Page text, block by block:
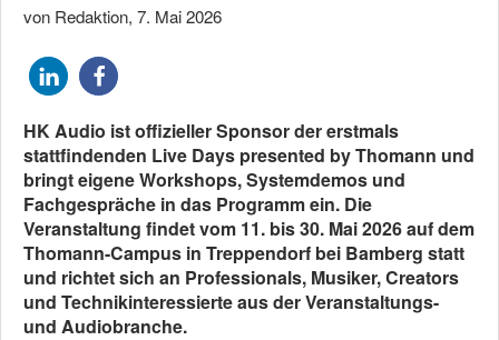
von Redaktion, 7. Mai 2026
HK Audio ist offizieller Sponsor der erstmals
stattfindenden Live Days presented by Thomann und
bringt eigene Workshops, Systemdemos und
Fachgespräche in das Programm ein. Die
Veranstaltung findet vom 11. bis 30. Mai 2026 auf dem
Thomann-Campus in Treppendorf bei Bamberg statt
und richtet sich an Professionals, Musiker, Creators
und Technikinteressierte aus der Veranstaltungs-
und Audiobranche.